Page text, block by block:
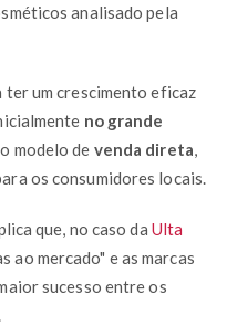
analisado pela
ter um crescimento eficaz
no grande
modelo de venda direta
os consumidores locais.
que, no caso da Ulta
ao mercado" e as marcas
sucesso entre os